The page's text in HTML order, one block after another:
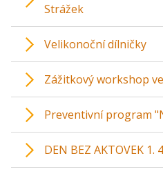
Strážek
Velikonoční dílničky
Zážitkový workshop
Preventivní program
DEN BEZ AKTOVEK 1.